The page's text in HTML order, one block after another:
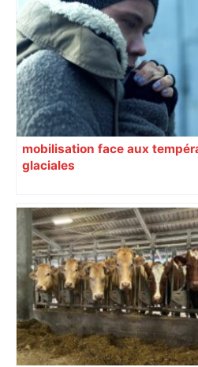
mobilisation face aux
glaciales